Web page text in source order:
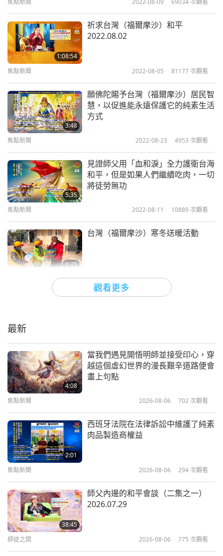
後前往春日里的織羅部落。救濟包裡包括：米、油、
鹽、純素醬油、糖、豆漿、果汁、純素餅乾、飲水
等。我們將它們分送給十三戶受災家庭，並附上無上
師電視台傳單，以及師父的書《和平曙光：有機純素
化解全球危機》，並傳達師父對他們的慈愛關懷。我
們也向他們解釋持純素是對所有人和世界最大的保
護。
根據花蓮縣衛生局的資料，共有十一名地震災民住
院。一位社工告訴我們有三名傷患是目前最需要幫助
的人。因此，我們為他們每人提供台幣五千元（一六
○美元）的醫療費用。社工還告知我們世界會會員，
該里的居民使用簡單的自來水，但不幸的是，地震後
水塔裡的水管斷裂了。他們現在需要水電工幫忙修理
水管，但是在玉里鎮很難找到水電工。因此，他們表
示希望我們世界會能助他們一臂之力，我們花蓮的會
員在其他小中心的協助下，將嘗試為他們修復遭破壞
我們還打聽卓清村的家庭需求。里長回答說他們的道
我們還被告知中央政府將全額補助用於當地修繕和翻
新的費用。
台東。台東關山和池上有多處公用設施受損，例如一
家預拌水泥廠、兩座公營糧倉、一間磚窯廠和一間碾
米廠。幸運的是，沒人因地震受傷。我們世界會會員
於九月十九日週一聯繫振興村村長，他回答說他們不
需要任何救濟物品，因為目前沒有傷亡報告，感謝上
帝。我們部分會員前往關山、池上、振興村和附近的
鹿野進行調查。我們將繼續造訪其他地方並查明是否
桃園。桃園一間室內羽球場的天花板崩塌，造成一人
受傷。此外，迄今為止登記一起死亡事件，他是花蓮
玉里鎮預拌水泥廠的工人。根據新聞報導，他是桃園
觀看更多
焦點新聞 2022-08-09 69034次觀看
1:08:54
祈求台灣（福爾摩沙）和平
2022.08.02
焦點新聞 2022-08-05 81177次觀看
3:48
願佛陀賜予台灣（福爾摩沙）居民智
慧，以促進能永遠保護它的純素生活
方式
焦點新聞 2022-08-23 4953 次觀看
5:35
見證師父用「血和淚」全力護衛台海
和平，但是如果人們繼續吃肉，一切
將徒勞無功
焦點新聞 2022-08-11 10889 次觀看
6:25
台灣（福爾摩沙）寒冬送暖活動
2022-01-17
來自台灣（福爾摩沙）清海無上師世
界會的救災活動相關報導
台灣（福爾摩沙）的深厚文明值得被
所有災難的成因和解決途徑
最新
4:08
當我們遇見開悟明師並接受印心，穿
越這個虛幻世界的漫長艱辛道路便會
畫上句點
焦點新聞 2026-08-06 702 次觀看
2:01
西班牙法院在法律訴訟中維護了純素
肉品製造商權益
焦點新聞 2026-08-06 294次觀看
38:45
師父內邊的和平會談（二集之一）
2026.07.29
師徒之間 2026-08-06 775 次觀看